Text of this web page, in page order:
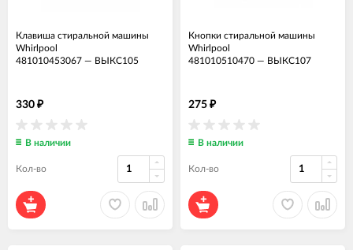
Клавиша стиральной машины
Whirlpool
481010453067 — ВЫКС105
330 ₽
В наличии
Кол-во
Кнопки стиральной машины
Whirlpool
481010510470 — ВЫКС107
275 ₽
В наличии
Кол-во